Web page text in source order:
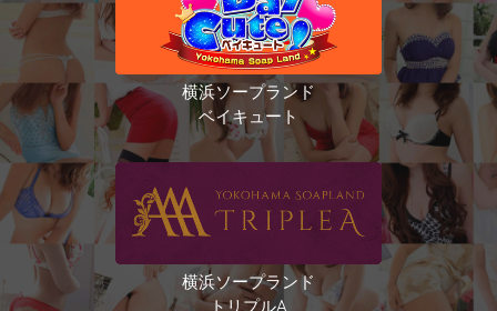
横浜ソープランド
ベイキュート
横浜ソープランド
トリプルA